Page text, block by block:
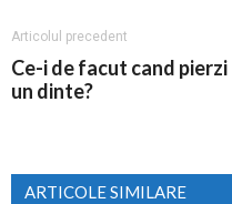
Articolul precedent
Ce-i de facut cand pierzi
un dinte?
ARTICOLE SIMILARE